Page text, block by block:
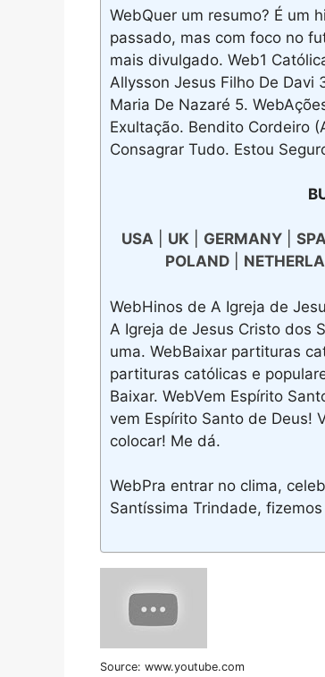
WebQuer um resumo? É um
passado, mas com foco no
mais divulgado. Web1
Allysson Jesus Filho De Davi
Maria De Nazaré 5.
Exultação. Bendito Cordeiro
Consagrar Tudo. Estou
USA| UK| GERMANY|
POLAND|
WebHinos de A Igreja de
A Igreja de Jesus Cristo dos
uma. WebBaixar partituras
partituras católicas e
Baixar. WebVem Espírito
vem Espírito Santo de Deus!
colocar! Me dá.
WebPra entrar no clima,
Santíssima Trindade,
Source: www.youtube.com